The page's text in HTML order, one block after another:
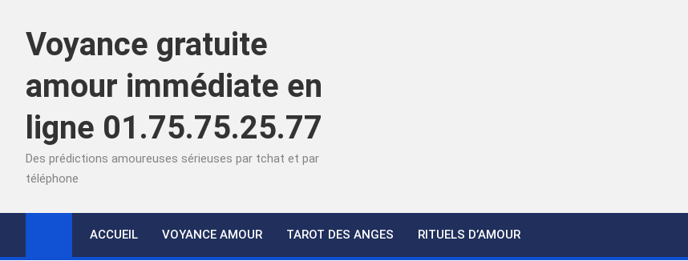
contentVoyance gratuite
amour immédiate en
ligne 01.75.75.25.77
Des prédictions amoureuses sérieuses par tchat et par
téléphone
ACCUEIL VOYANCE AMOUR TAROT DES ANGES RITUELS D’AMOUR